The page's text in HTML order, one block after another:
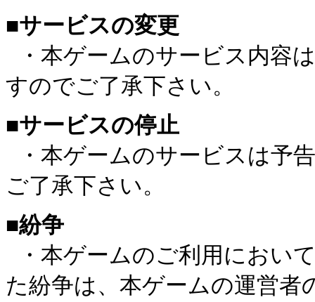
■サービスの変更
・本ゲームのサービス内容
すのでご了承下さい。
■サービスの停止
・本ゲームのサービスは予
ご了承下さい。
■紛争
・本ゲームのご利用におい
た紛争は、本ゲームの運営者